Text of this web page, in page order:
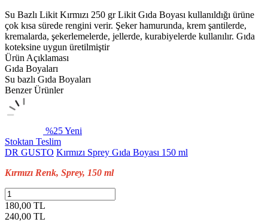
Su Bazlı Likit Kırmızı 250 gr Likit Gıda Boyası kullanıldığı ürüne
çok kısa sürede rengini verir. Şeker hamurunda, krem şantilerde,
kremalarda, şekerlemelerde, jellerde, kurabiyelerde kullanılır. Gıda
koteksine uygun üretilmiştir
Ürün Açıklaması
Gıda Boyaları
Su bazlı Gıda Boyaları
Benzer Ürünler
%25Yeni
Stoktan Teslim
DR GUSTO Kırmızı Sprey Gıda Boyası 150 ml
Kırmızı Renk, Sprey, 150 ml
180,00 TL
240,00 TL